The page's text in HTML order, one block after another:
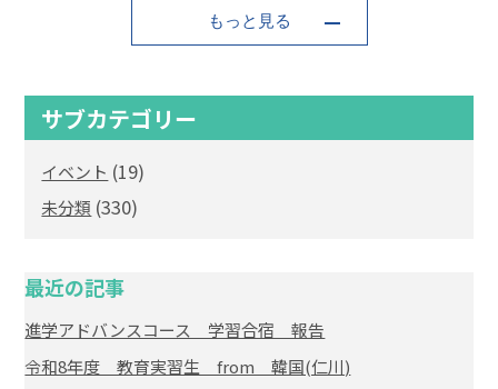
もっと見る
サブカテゴリー
イベント (19)
未分類 (330)
最近の記事
進学アドバンスコース 学習合宿 報告
令和8年度 教育実習生 from 韓国(仁川)